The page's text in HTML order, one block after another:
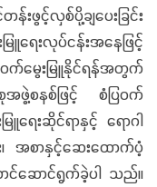
းဖွင့်လှစ်ပို့ချပေးခြင်း
ရေးလုပ်ငန်းအနေဖြင့်
ေးမြူနိုင်ရန်အတွက်
စုအဖွဲ့စနစ်ဖြင့် စံပြဝက်
ြူရေးဆိုင်ရာနှင့် ရောဂါ
အစာနှင့်ဆေးထောက်ပံ့
င့်တင်ဆောင်ရွက်ခဲ့ပါ သည်။